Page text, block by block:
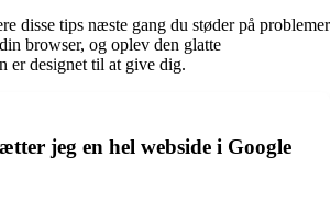
disse tips næste gang du støder på problemer
browser, og oplev den glatte
er designet til at give dig.
jeg en hel webside i Google